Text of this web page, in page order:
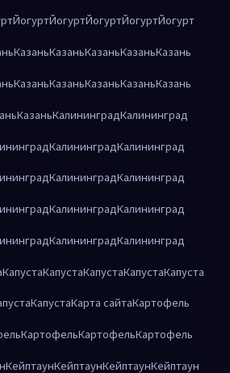
ЙогуртЙогуртЙогуртЙогуртЙогурт
КазаньКазаньКазаньКазаньКазань
КазаньКазаньКазаньКазаньКазань
КазаньКалининградКалининград
КалининградКалининград
КалининградКалининград
КалининградКалининград
КалининградКалининград
КапустаКапустаКапустаКапустаКапуста
КапустаКарта сайтаКартофель
КартофельКартофельКартофель
КейптаунКейптаунКейптаунКейптаун